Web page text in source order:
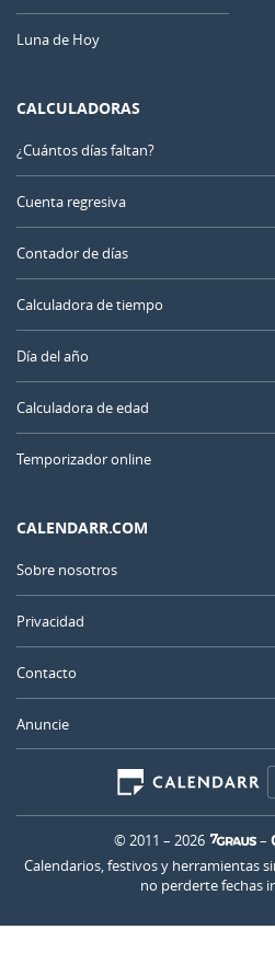
Luna de Hoy
CALCULADORAS
¿Cuántos días faltan?
Cuenta regresiva
Contador de días
Calculadora de tiempo
Día del año
Calculadora de edad
Temporizador online
CALENDARR.COM
Sobre nosotros
Privacidad
Contacto
Anuncie
© 2011 – 2026 –
Calendarios, festivos y herramientas
no perderte fechas